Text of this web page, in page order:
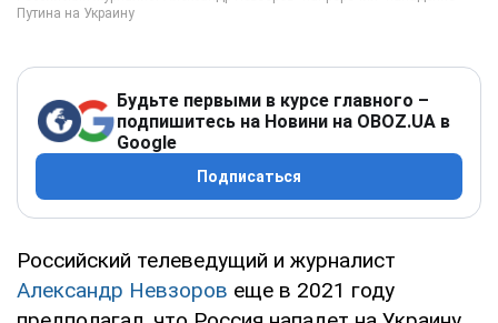
Будьте первыми в курсе главного –
подпишитесь на Новини на OBOZ.UA в
Google
Подписаться
Российский телеведущий и журналист
Александр Невзоров еще в 2021 году